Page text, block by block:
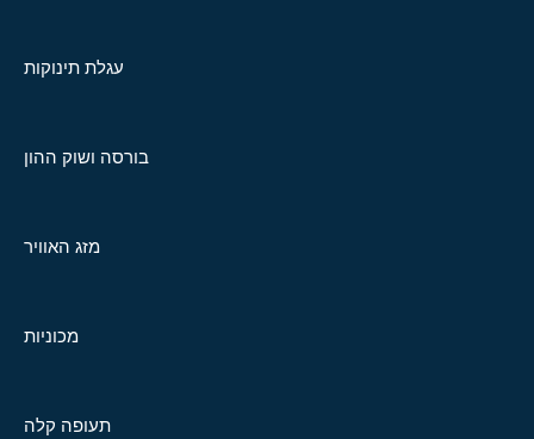
עגלת תינוקות
בורסה ושוק ההון
מזג האוויר
מכוניות
תעופה קלה